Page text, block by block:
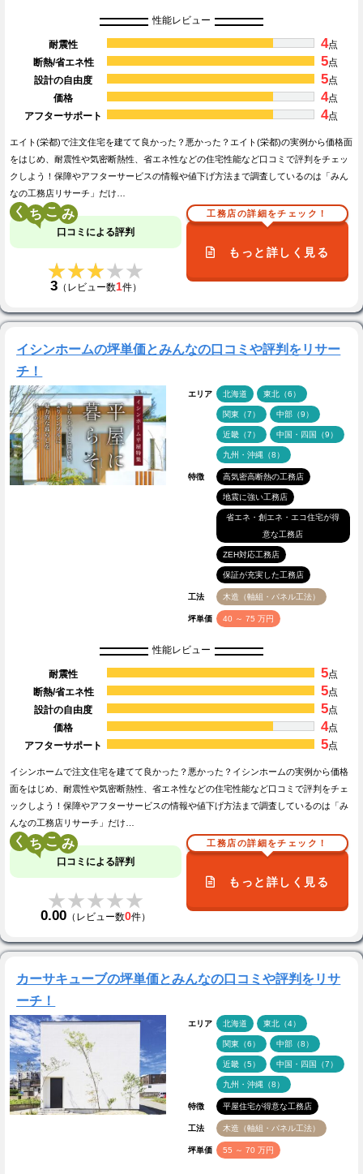
性能レビュー
耐震性 4点
断熱/省エネ性
5点
設計の自由度
5点
価格
4点
アフターサポート
4点
エイト(栄都)で注文住宅を建てて良かった？悪かった？エイト(栄都)の実例から価格面
をはじめ、耐震性や気密断熱性、省エネ性などの住宅性能など口コミで評判をチェッ
クしよう！保障やアフターサービスの情報や値下げ方法まで調査しているのは「みん
なの工務店リサーチ」だけ…
く こ
口コミによる評判
★★★★★
★★★★★
3（レビュー数1件）
工務店の詳細をチェック！
もっと詳しく見る
イシンホームの坪単価とみんなの口コミや評判をリサー
チ！
エリア 北海道 東北（6）
関東（7） 中部（9）
近畿（7） 中国・四国（9）
九州・沖縄（8）
特徴 高気密高断熱の工務店
地震に強い工務店
省エネ・創エネ・エコ住宅が得
意な工務店
ZEH対応工務店
保証が充実した工務店
工法 木造（軸組・パネル工法）
坪単価 40 ～ 75 万円
性能レビュー
耐震性 5点
断熱/省エネ性
5点
設計の自由度
5点
価格
4点
アフターサポート
5点
イシンホームで注文住宅を建てて良かった？悪かった？イシンホームの実例から価格
面をはじめ、耐震性や気密断熱性、省エネ性などの住宅性能など口コミで評判をチェ
ックしよう！保障やアフターサービスの情報や値下げ方法まで調査しているのは「み
んなの工務店リサーチ」だけ…
く こ
口コミによる評判
★★★★★
★★★★★
0.00 （レビュー数0件）
工務店の詳細をチェック！
もっと詳しく見る
カーサキューブの坪単価とみんなの口コミや評判をリサ
ーチ！
エリア 北海道 東北（4）
関東（6） 中部（8）
近畿（5） 中国・四国（7）
九州・沖縄（8）
特徴 平屋住宅が得意な工務店
工法 木造（軸組・パネル工法）
坪単価 55 ～ 70 万円